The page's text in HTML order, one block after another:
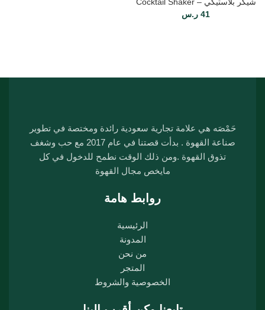
شيكر بلاستيكي – Cocktail Shaker
41 ر.س
حَمْصَه هي علامة تجارية سعودية رائدة ومختصة في تطوير
صناعة القهوة . بدأت قصتنا في عام 2017 مع حب وشغف
تذوق القهوة .ومن ذلك الوقت نطمح للدخول في كل
مايخص مجال القهوة
روابط هامة
الرئيسية
المدونة
من نحن
المتجر
الخصوصية والشروط